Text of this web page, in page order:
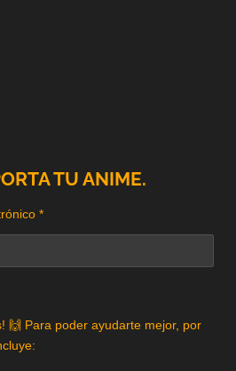
TU ANIME.
*
🙌 Para poder ayudarte mejor, por